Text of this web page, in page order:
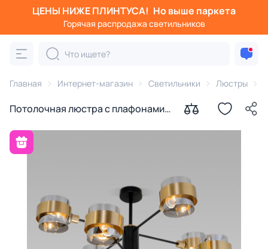
ЦЕНЫ НИЖЕ ПЛИНТУСА! Но выше паркета
Горячая распродажа светильников
Главная Интернет-магазин Светильники Люстры
Потолочная люстра с плафонами
4690389186912